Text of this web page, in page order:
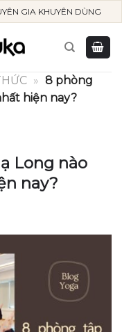
GIA KHUYÊN DÙNG
» 8 phòng
hiện nay?
Long nào
nay?